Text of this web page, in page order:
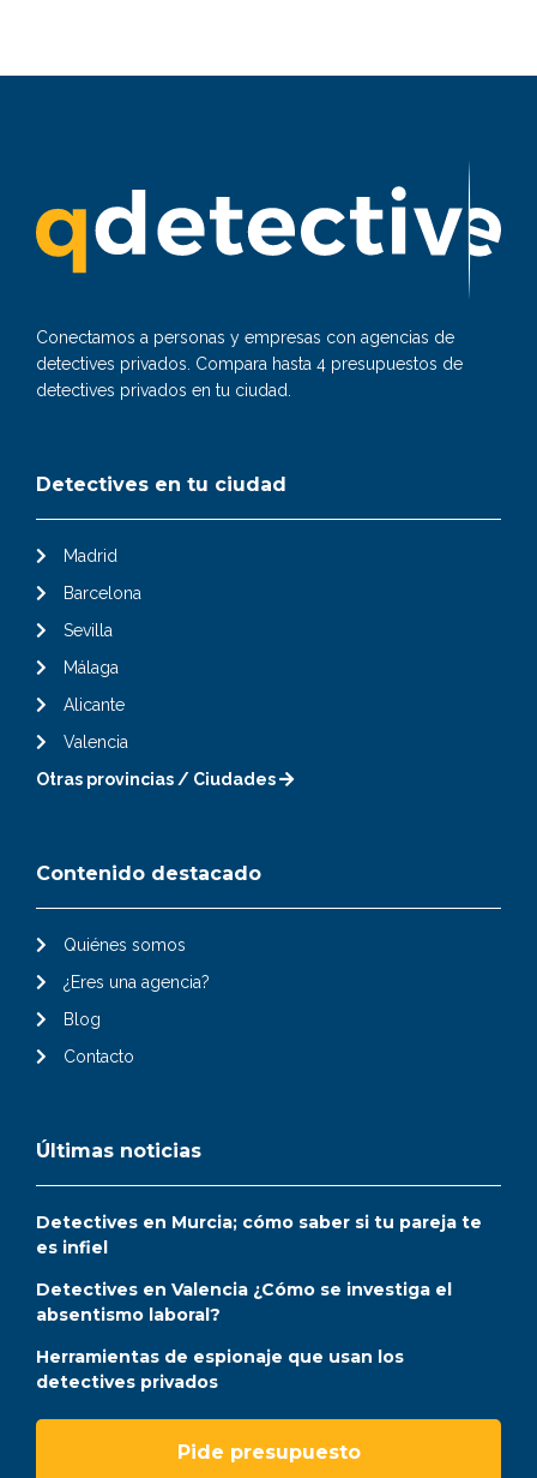
Conectamos a personas y empresas con agencias de
detectives privados. Compara hasta 4 presupuestos de
detectives privados en tu ciudad.
Detectives en tu ciudad
Madrid
Barcelona
Sevilla
Málaga
Alicante
Valencia
Otras provincias / Ciudades
Contenido destacado
Quiénes somos
¿Eres una agencia?
Blog
Contacto
Últimas noticias
Detectives en Murcia; cómo saber si tu pareja te
es infiel
Detectives en Valencia ¿Cómo se investiga el
absentismo laboral?
Herramientas de espionaje que usan los
detectives privados
Pide presupuesto